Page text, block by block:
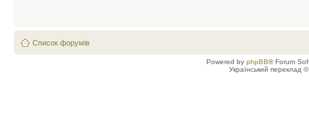
Список форумів
Powered by phpBB® Forum
Український переклад